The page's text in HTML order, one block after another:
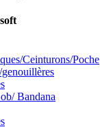
Ceinturons/Poche
Bandana